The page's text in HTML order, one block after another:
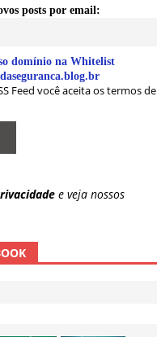
posts por email:
domínio na Whitelist
Feed você aceita os termos de
e veja nossos